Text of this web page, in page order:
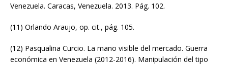
Venezuela. Caracas, Venezuela. 2013. Pág. 102.
(11) Orlando Araujo, op. cit., pág. 105.
(12) Pasqualina Curcio. La mano visible del mercado. Guerra
económica en Venezuela (2012-2016). Manipulación del tipo